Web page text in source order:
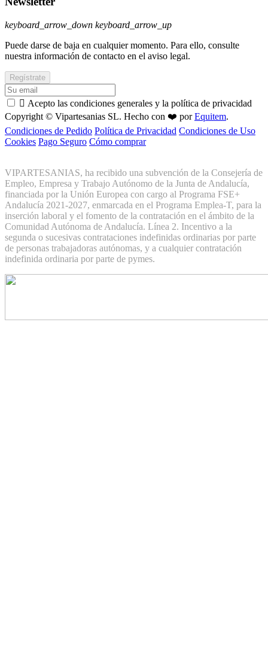
keyboard_arrow_down keyboard_arrow_up
Puede darse de baja en cualquier momento. Para ello, consulte
nuestra información de contacto en el aviso legal.
 Acepto las condiciones generales y la política de privacidad
Copyright © Vipartesanias SL. Hecho con ❤️ porEquitem.
Condiciones de Pedido Política de Privacidad Condiciones de Uso
Cookies Pago Seguro Cómo comprar
VIPARTESANIAS, ha recibido una subvención de la Consejería de
Empleo, Empresa y Trabajo Autónomo de la Junta de Andalucía,
financiada por la Unión Europea con cargo al Programa FSE+
Andalucía 2021-2027, enmarcada en el Programa Emplea-T, para la
inserción laboral y el fomento de la contratación en el ámbito de la
Comunidad Autónoma de Andalucía. Línea 2. Incentivo a la
segunda o sucesivas contrataciones indefinidas ordinarias por parte
de personas trabajadoras autónomas, y a cualquier contratación
indefinida ordinaria por parte de pymes.